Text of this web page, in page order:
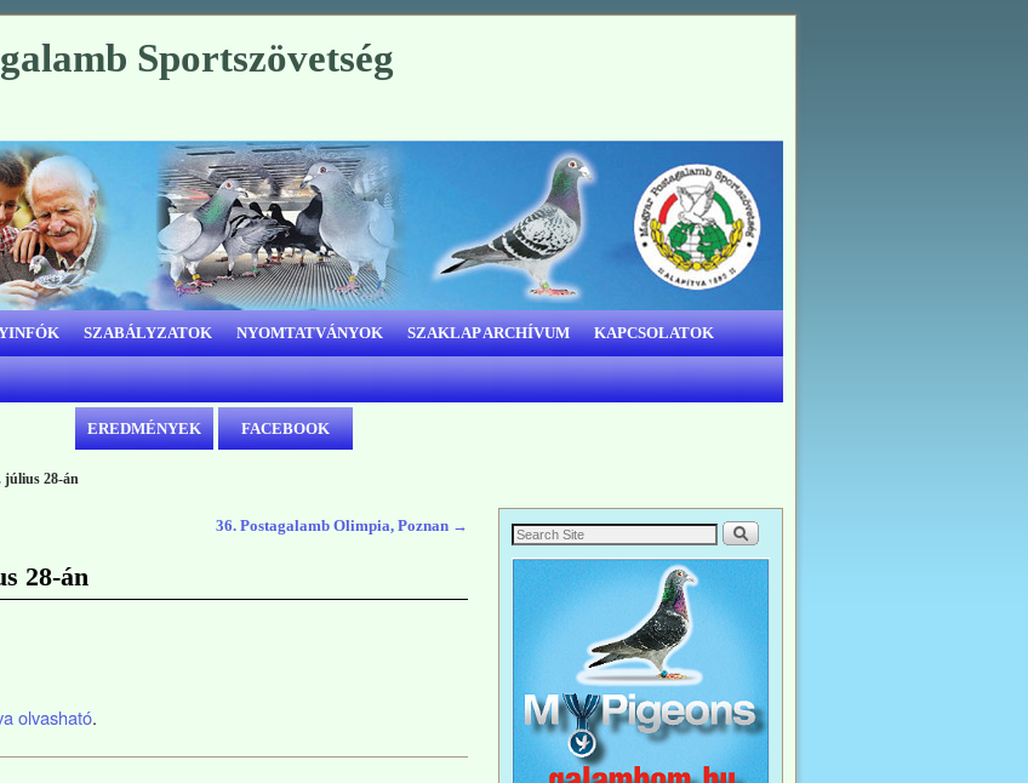
Sportszövetség
SZABÁLYZATOK NYOMTATVÁNYOK SZAKLAP ARCHÍVUM KAPCSOLATOK
EREDMÉNYEK FACEBOOK
július 28-án
36. Postagalamb Olimpia, Poznan →
28-án
olvasható.